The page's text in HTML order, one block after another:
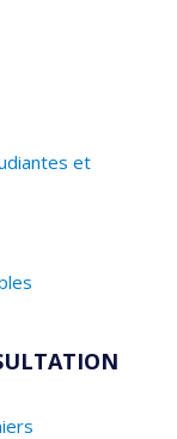
et